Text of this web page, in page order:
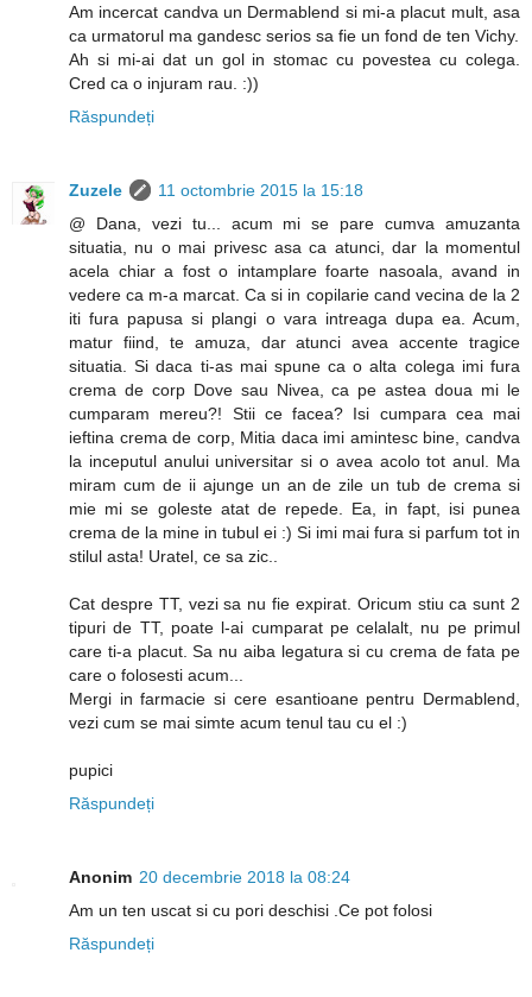
Am incercat candva un Dermablend si mi-a placut mult, asa
ca urmatorul ma gandesc serios sa fie un fond de ten Vichy.
Ah si mi-ai dat un gol in stomac cu povestea cu colega.
Cred ca o injuram rau. :))
Răspundeți
Zuzele
11 octombrie 2015 la 15:18
@ Dana, vezi tu... acum mi se pare cumva amuzanta
situatia, nu o mai privesc asa ca atunci, dar la momentul
acela chiar a fost o intamplare foarte nasoala, avand in
vedere ca m-a marcat. Ca si in copilarie cand vecina de la 2
iti fura papusa si plangi o vara intreaga dupa ea. Acum,
matur fiind, te amuza, dar atunci avea accente tragice
situatia. Si daca ti-as mai spune ca o alta colega imi fura
crema de corp Dove sau Nivea, ca pe astea doua mi le
cumparam mereu?! Stii ce facea? Isi cumpara cea mai
ieftina crema de corp, Mitia daca imi amintesc bine, candva
la inceputul anului universitar si o avea acolo tot anul. Ma
miram cum de ii ajunge un an de zile un tub de crema si
mie mi se goleste atat de repede. Ea, in fapt, isi punea
crema de la mine in tubul ei :) Si imi mai fura si parfum tot in
stilul asta! Uratel, ce sa zic..
Cat despre TT, vezi sa nu fie expirat. Oricum stiu ca sunt 2
tipuri de TT, poate l-ai cumparat pe celalalt, nu pe primul
care ti-a placut. Sa nu aiba legatura si cu crema de fata pe
care o folosesti acum...
Mergi in farmacie si cere esantioane pentru Dermablend,
vezi cum se mai simte acum tenul tau cu el :)
pupici
Răspundeți
Anonim 20 decembrie 2018 la 08:24
Am un ten uscat si cu pori deschisi .Ce pot folosi
Răspundeți